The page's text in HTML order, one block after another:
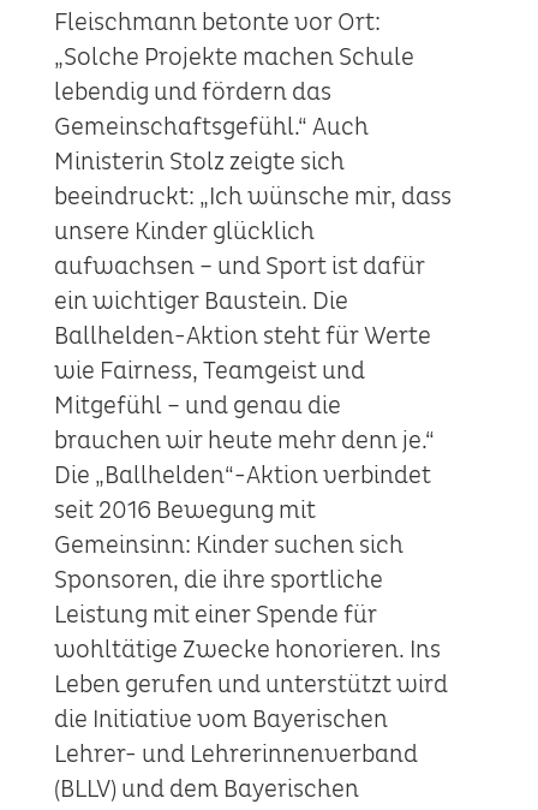
Fleischmann betonte vor Ort:
„Solche Projekte machen Schule
lebendig und fördern das
Gemeinschaftsgefühl.“ Auch
Ministerin Stolz zeigte sich
beeindruckt: „Ich wünsche mir, dass
unsere Kinder glücklich
aufwachsen – und Sport ist dafür
ein wichtiger Baustein. Die
Ballhelden-Aktion steht für Werte
wie Fairness, Teamgeist und
Mitgefühl – und genau die
brauchen wir heute mehr denn je.“
Die „Ballhelden“-Aktion verbindet
seit 2016 Bewegung mit
Gemeinsinn: Kinder suchen sich
Sponsoren, die ihre sportliche
Leistung mit einer Spende für
wohltätige Zwecke honorieren. Ins
Leben gerufen und unterstützt wird
die Initiative vom Bayerischen
Lehrer- und Lehrerinnenverband
(BLLV) und dem Bayerischen